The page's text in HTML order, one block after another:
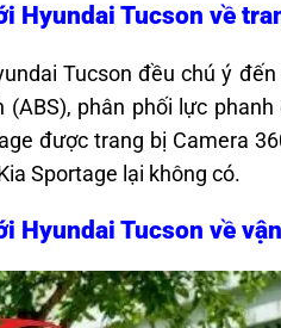
Hyundai Tucson về
Tucson đều chú ý
(ABS), phân phối lực
được trang bị Camera
Sportage lại không có.
Hyundai Tucson về